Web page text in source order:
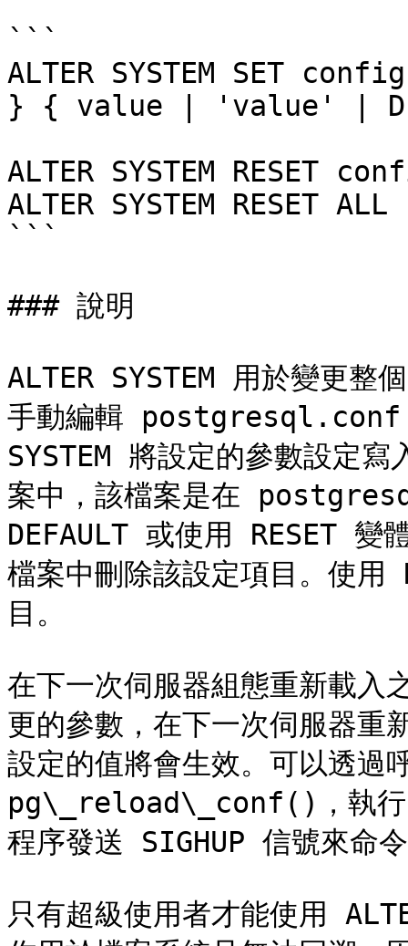
```
ALTER SYSTEM SET
} { value | 'value' |
ALTER SYSTEM RESET
ALTER SYSTEM RESET ALL
```
### 說明
ALTER SYSTEM 用於變更整
手動編輯 postgresql.conf
SYSTEM 將設定的參數設
案中，該檔案是在
DEFAULT 或使用 RESET
檔案中刪除該設定項目。使
目。
在下一次伺服器組態重新載入
更的參數，在下一次伺服器重
設定的值將會生效。可以透過
pg\_reload\_conf()，執
程序發送 SIGHUP 信號來命
只有超級使用者才能使用